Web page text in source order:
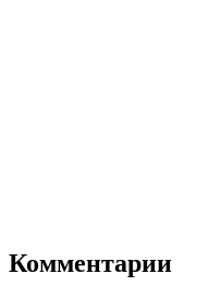
Комментарии